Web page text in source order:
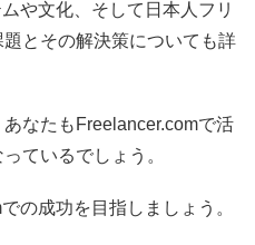
や文化、そして日本人フリ
とその解決策についても詳
なたもFreelancer.comで活
ているでしょう。
の成功を目指しましょう。